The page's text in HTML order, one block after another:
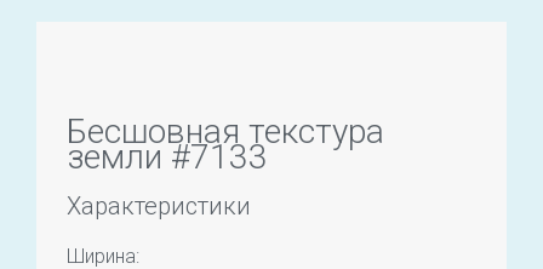
Бесшовная текстура
земли #7133
Характеристики
Ширина: